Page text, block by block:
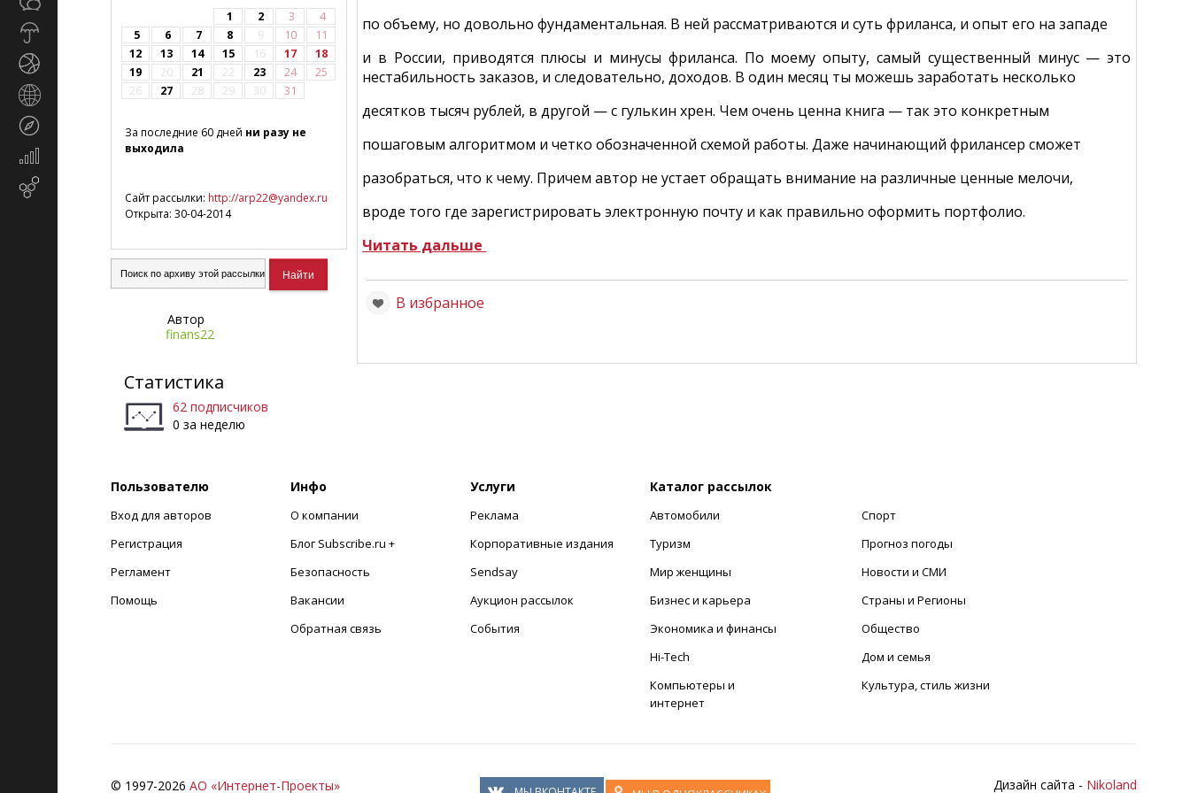
Экономика
маркетинг
1 2 3
4
5
6 7 8 9 10
11
12
13 14 15 16 17
18
19
20 21 22 23 24
25
26
27 28 29 30 31
За последние 60 дней ни разу не
выходила
Сайт рассылки: http://arp22@yandex.ru
Открыта: 30-04-2014
Автор
finans22
Статистика
62 подписчиков
0 за неделю
по объему, но довольно фундаментальная. В ней рассматриваются и суть фриланса, и опыт его на западе
и в России, приводятся плюсы и минусы фриланса. По моему опыту, самый существенный минус — это
нестабильность заказов, и следовательно, доходов. В один месяц ты можешь заработать несколько
десятков тысяч рублей, в другой — с гулькин хрен. Чем очень ценна книга — так это конкретным
пошаговым алгоритмом и четко обозначенной схемой работы. Даже начинающий фрилансер сможет
разобраться, что к чему. Причем автор не устает обращать внимание на различные ценные мелочи,
вроде того где зарегистрировать электронную почту и как правильно оформить портфолио.
Читать дальше
В избранное
Пользователю
Вход для авторов
Регистрация
Регламент
Помощь
Инфо
О компании
Блог Subscribe.ru +
Безопасность
Вакансии
Обратная связь
Услуги
Реклама
Корпоративные издания
Sendsay
Аукцион рассылок
События
Каталог рассылок
Автомобили
Туризм
Мир женщины
Бизнес и карьера
Экономика и финансы
Hi-Tech
Компьютеры и
интернет
Спорт
Прогноз погоды
Новости и СМИ
Страны и Регионы
Общество
Дом и семья
Культура, стиль жизни
© 1997-2026 АО «Интернет-Проекты» Дизайн сайта - Nikoland